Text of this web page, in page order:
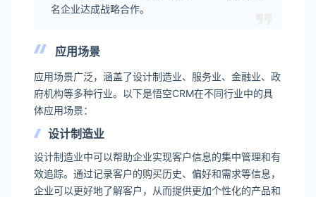
名企业达成战略合作。
应用场景
应用场景广泛，涵盖了设计制造业、服务业、金融业、政
府机构等多种行业。以下是悟空CRM在不同行业中的具
体应用场景：
设计制造业
设计制造业中可以帮助企业实现客户信息的集中管理和有
效追踪。通过记录客户的购买历史、偏好和需求等信息，
企业可以更好地了解客户，从而提供更加个性化的产品和